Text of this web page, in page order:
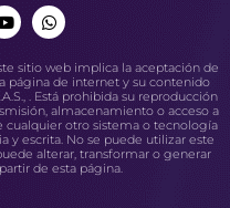
sitio web implica la aceptación de
página de internet y su contenido
. Está prohibida su reproducción
almacenamiento o acceso a
cualquier otro sistema o tecnología
y escrita. No se puede utilizar este
alterar, transformar o generar
de esta página.